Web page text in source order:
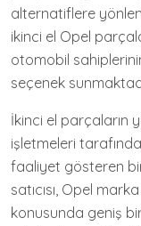
alternatiflere
ikinci el Opel
otomobil
seçenek
İkinci el parçaların
işletmeleri
faaliyet gösteren
satıcısı, Opel
konusunda geniş